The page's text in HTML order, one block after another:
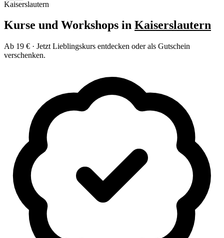
Kaiserslautern
Kurse und Workshops in Kaiserslautern
Ab 19 € · Jetzt Lieblingskurs entdecken oder als Gutschein
verschenken.